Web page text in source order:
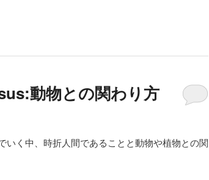
動物との関わり方
いく中、時折人間であることと動物や植物との関